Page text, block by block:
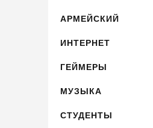
АРМЕЙСКИЙ
ИНТЕРНЕТ
ГЕЙМЕРЫ
МУЗЫКА
СТУДЕНТЫ